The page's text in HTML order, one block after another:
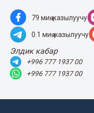
79 миң жазылуучу
0.1 миң жазылуучу
Элдик кабар
+996 777 1937 00
+996 777 1937 00